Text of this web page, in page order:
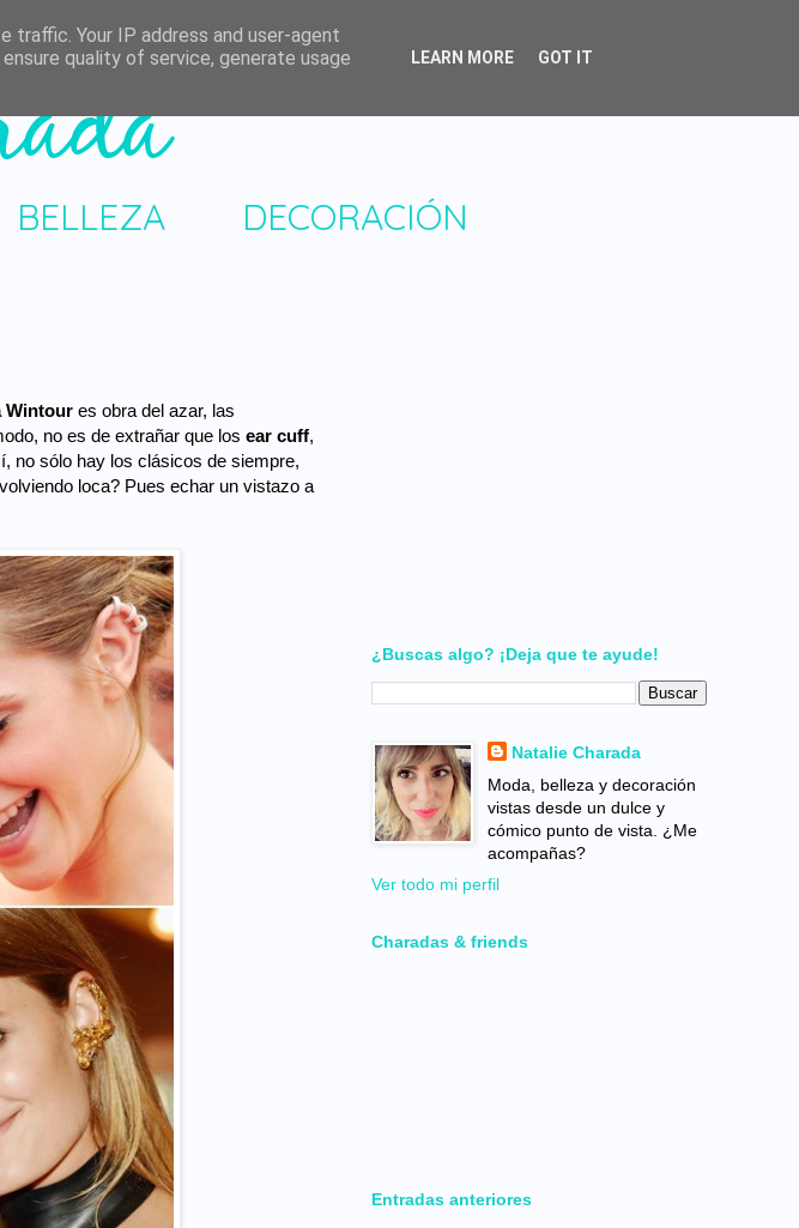
BELLEZA DECORACIÓN
Wintour es obra del azar, las
no es de extrañar que los ear cuff,
no sólo hay los clásicos de siempre,
loca? Pues echar un vistazo a
¿Buscas algo? ¡Deja que te ayude!
Natalie Charada
Moda, belleza y decoración
vistas desde un dulce y
cómico punto de vista. ¿Me
acompañas?
Ver todo mi perfil
Charadas & friends
Entradas anteriores
traffic. Your IP address and user-agent
quality of service, generate usage
LEARN MORE GOT IT